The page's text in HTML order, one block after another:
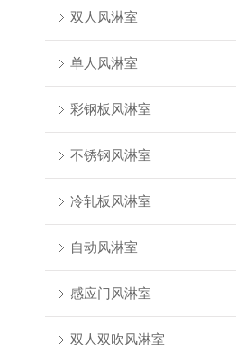
双人风淋室
单人风淋室
彩钢板风淋室
不锈钢风淋室
冷轧板风淋室
自动风淋室
感应门风淋室
双人双吹风淋室